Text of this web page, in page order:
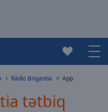
Rádio Brigantia App
tətbiq